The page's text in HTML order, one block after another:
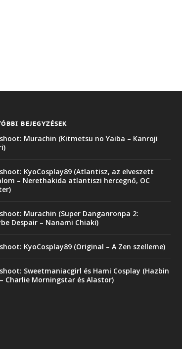
BEJEGYZÉSEK
Murachin (Kitmetsu no Yaiba – Kanroji
KyoCosplay89 (Atlantisz, az elveszett
– Nerethakida atlantiszi hercegnő, OC
Murachin (Super Danganronpa 2:
Despair – Nanami Chiaki)
KyoCosplay89 (Original – A Zen szelleme)
Sweetmaniacgirl és Hami Cosplay (Hazbin
Charlie Morningstar és Alastor)